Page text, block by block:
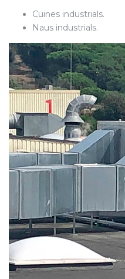
Cuines industrials.
Naus industrials.